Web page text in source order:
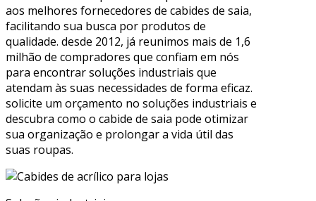
aos melhores fornecedores de cabides de saia,
facilitando sua busca por produtos de
qualidade. desde 2012, já reunimos mais de 1,6
milhão de compradores que confiam em nós
para encontrar soluções industriais que
atendam às suas necessidades de forma eficaz.
solicite um orçamento no soluções industriais e
descubra como o cabide de saia pode otimizar
sua organização e prolongar a vida útil das
suas roupas.